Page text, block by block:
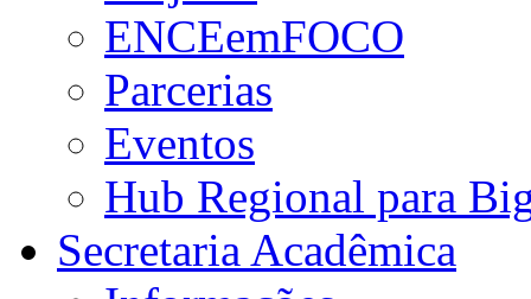
ENCEemFOCO
Parcerias
Eventos
Hub Regional para
Secretaria Acadêmica